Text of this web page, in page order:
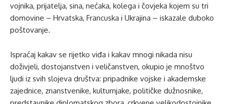
vojnika, prijatelja, sina, nećaka, kolega i čovjeka kojem su tri
domovine – Hrvatska, Francuska i Ukrajina – iskazale duboko
poštovanje.
Ispraćaj kakav se rijetko viđa i kakav mnogi nikada nisu
doživjeli, dostojanstven i veličanstven, okupio je mnoštvo
ljudi iz svih slojeva društva: pripadnike vojske i akademske
zajednice, znanstvenike, kulturnjake, političke dužnosnike,